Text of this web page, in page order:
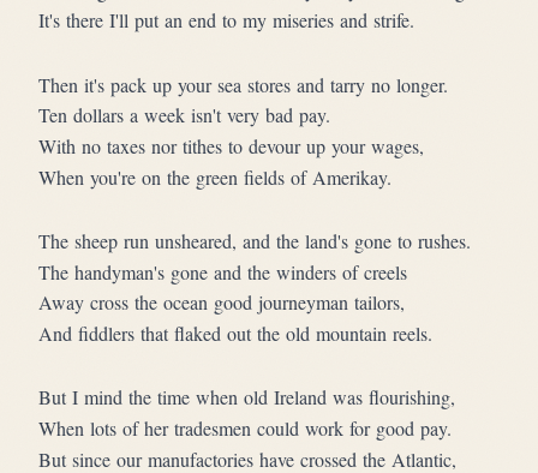
It's there I'll put an end to my miseries and strife.
Then it's pack up your sea stores and tarry no longer.
Ten dollars a week isn't very bad pay.
With no taxes nor tithes to devour up your wages,
When you're on the green fields of Amerikay.
The sheep run unsheared, and the land's gone to rushes.
The handyman's gone and the winders of creels
Away cross the ocean good journeyman tailors,
And fiddlers that flaked out the old mountain reels.
But I mind the time when old Ireland was flourishing,
When lots of her tradesmen could work for good pay.
But since our manufactories have crossed the Atlantic,